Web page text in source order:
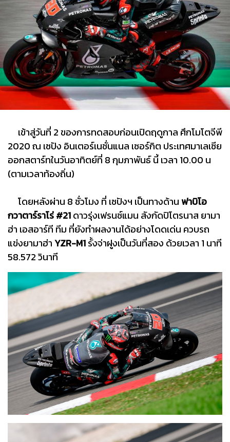
เข้าสู่วันที่ 2 ของการทดสอบก่อนเปิดฤดูกาล ศึกโมโตจีพี
2020 ณ เซปัง อินเตอร์เนชั่นแนล เซอร์กิต ประเทศมาเลเซีย
ออกสตาร์ทในวันอาทิตย์ที่ 8 กุมภาพันธ์ นี้ เวลา 10.00 น
(ตามเวลาท้องถิ่น)
โดยหลังผ่าน 8 ชั่วโมง ที่ เซปังฯ เป็นทางด้านฟาบิโอ
กวาตาร์ราโร่ #21ดาวรุ่งเฟรนช์แมน สังกัดปิโตรนาส ยามา
ฮ่า เอสอาร์ที ทีม ที่ยังทำผลงานได้อย่างโดดเด่น ควบรถ
แข่งยามาฮ่าYZR-M1รั้งจ่าฝูงเป็นวันที่สอง ด้วยเวลา 1 นาที
58.572 วินาที